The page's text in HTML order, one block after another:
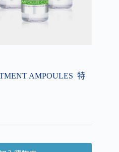
AMPOULES 特